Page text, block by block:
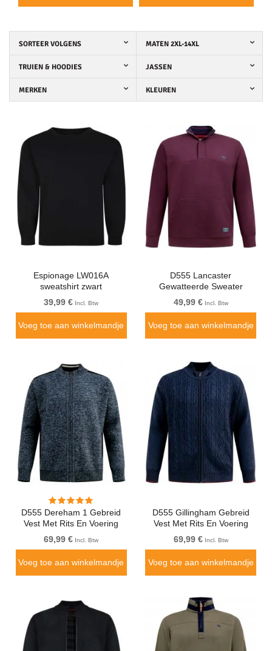
SORTEER VOLGENS MATEN 2XL-14XL
TRUIEN & HOODIES JASSEN
MERKEN KLEUREN
Espionage LW016A
sweatshirt zwart
39,99 € Incl. Btw
Voeg toe aan winkelmandje
D555 Lancaster
Gewatteerde Sweater
Bordeauxrood
49,99 €Incl. Btw
Voeg toe aan winkelmandje
D555 Dereham 1 Gebreid
Vest Met Rits En Voering
Donkerblauw
69,99 € Incl. Btw
Voeg toe aan winkelmandje
D555 Gillingham Gebreid
Vest Met Rits En Voering
Donkerblauw
69,99 €Incl. Btw
Voeg toe aan winkelmandje